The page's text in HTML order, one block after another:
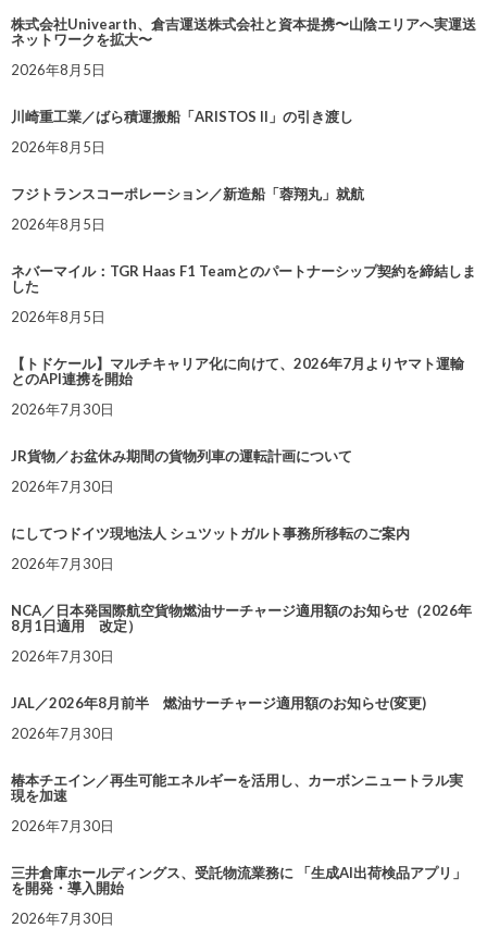
株式会社Univearth、倉吉運送株式会社と資本提携〜山陰エリアへ実運送
ネットワークを拡大〜
2026年8月5日
川崎重工業／ばら積運搬船「ARISTOS II」の引き渡し
2026年8月5日
フジトランスコーポレーション／新造船「蓉翔丸」就航
2026年8月5日
ネバーマイル：TGR Haas F1 Teamとのパートナーシップ契約を締結しま
した
2026年8月5日
【トドケール】マルチキャリア化に向けて、2026年7月よりヤマト運輸
とのAPI連携を開始
2026年7月30日
JR貨物／お盆休み期間の貨物列車の運転計画について
2026年7月30日
にしてつドイツ現地法人 シュツットガルト事務所移転のご案内
2026年7月30日
NCA／日本発国際航空貨物燃油サーチャージ適用額のお知らせ（2026年
8月1日適用 改定）
2026年7月30日
JAL／2026年8月前半 燃油サーチャージ適用額のお知らせ(変更)
2026年7月30日
椿本チエイン／再生可能エネルギーを活用し、カーボンニュートラル実
現を加速
2026年7月30日
三井倉庫ホールディングス、受託物流業務に 「生成AI出荷検品アプリ」
を開発・導入開始
2026年7月30日